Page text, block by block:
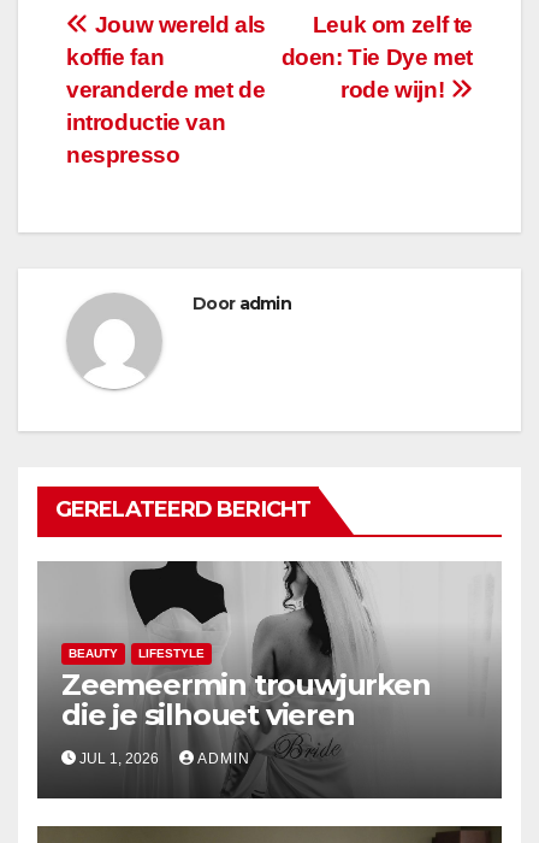
Bericht
navigatie
Leuk om zelf te
doen: Tie Dye met
rode wijn!
Jouw wereld als
koffie fan
veranderde met de
introductie van
nespresso
Door admin
GERELATEERD BERICHT
BEAUTY LIFESTYLE
Zeemeermin trouwjurken
die je silhouet vieren
JUL 1, 2026 ADMIN